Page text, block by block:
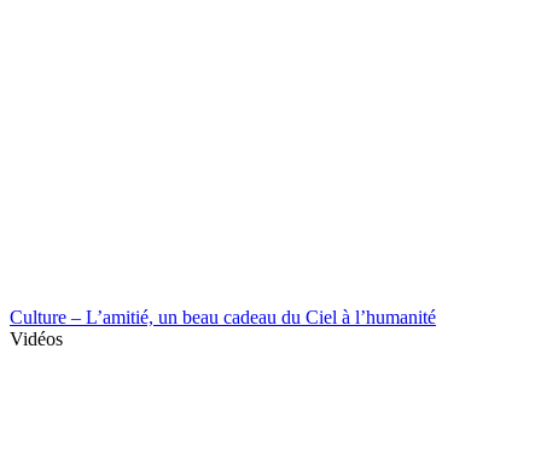
Culture – L’amitié, un beau cadeau du Ciel à l’humanité
Vidéos